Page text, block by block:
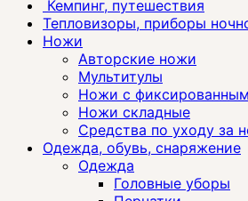
Кемпинг, путешествия
Тепловизоры, приборы
Ножи
Авторские ножи
Мультитулы
Ножи с
Ножи складные
Средства по уходу за
Одежда, обувь, снаряжение
Одежда
Головные уборы